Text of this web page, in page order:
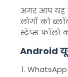
अगर आप यह
लोगों को
स्टेप्स फॉलो
Android